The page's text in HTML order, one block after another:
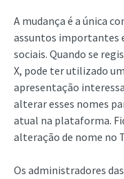
A mudança é a única
assuntos importantes
sociais. Quando se
X, pode ter utilizado
apresentação
alterar esses nomes
atual na plataforma.
alteração de nome no
Os administradores